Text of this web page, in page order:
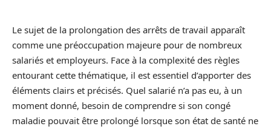
Le sujet de la prolongation des arrêts de travail apparaît
comme une préoccupation majeure pour de nombreux
salariés et employeurs. Face à la complexité des règles
entourant cette thématique, il est essentiel d’apporter des
éléments clairs et précisés. Quel salarié n’a pas eu, à un
moment donné, besoin de comprendre si son congé
maladie pouvait être prolongé lorsque son état de santé ne